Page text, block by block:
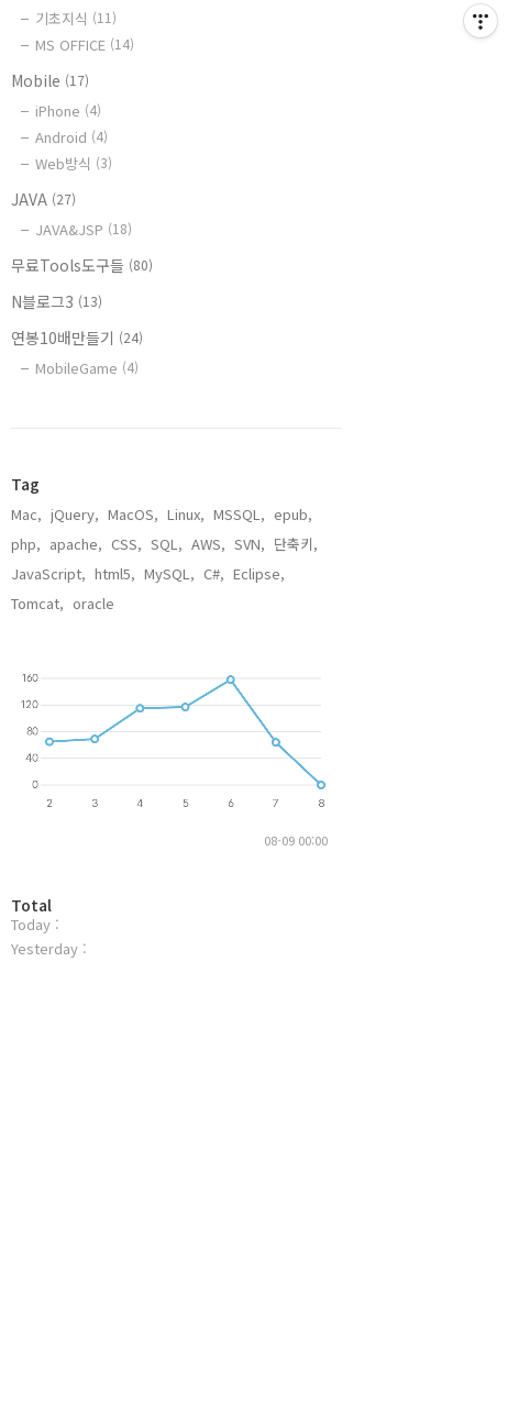
기초지식 (11)
MS OFFICE (14)
Mobile (17)
iPhone (4)
Android (4)
Web방식 (3)
JAVA (27)
JAVA&JSP (18)
무료Tools도구들 (80)
N블로그3 (13)
연봉10배만들기 (24)
MobileGame (4)
Tag
Mac, jQuery, MacOS, Linux, MSSQL, epub,
php, apache, CSS, SQL, AWS, SVN, 단축키,
JavaScript, html5, MySQL, C#, Eclipse,
Tomcat, oracle,
08-09 00:00
방
문
자
Total
Today :
Yesterday :